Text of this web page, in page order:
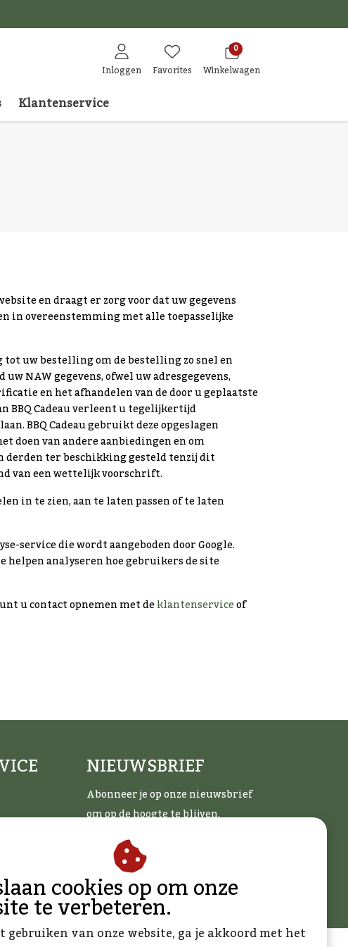
Inloggen Favorites
0
Winkelwagen
Klantenservice
en draagt er zorg voor dat uw gegevens
in overeenstemming met alle toepasselijke
uw bestelling om de bestelling zo snel en
NAW gegevens, ofwel uw adresgegevens,
en het afhandelen van de door u geplaatste
BBQ Cadeau verleent u tegelijkertijd
BBQ Cadeau gebruikt deze opgeslagen
van andere aanbiedingen en om
derden ter beschikking gesteld tenzij dit
van een wettelijk voorschrift.
in te zien, aan te laten passen of te laten
service die wordt aangeboden door Google.
helpen analyseren hoe gebruikers de site
u contact opnemen met deklantenserviceof
NIEUWSBRIEF
Abonneer je op onze nieuwsbrief
om op de hoogte te blijven.
ABONNEER
cookies op om onze
te verbeteren.
gebruiken van onze website, ga je akkoord met het